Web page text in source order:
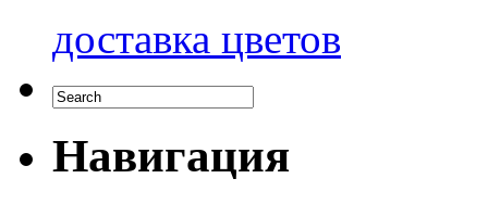
доставка цветов
Навигация